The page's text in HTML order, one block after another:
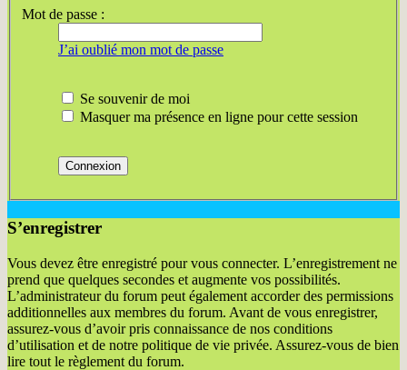
Mot de passe :
J’ai oublié mon mot de passe
Se souvenir de moi
Masquer ma présence en ligne pour cette session
S’enregistrer
Vous devez être enregistré pour vous connecter. L’enregistrement ne
prend que quelques secondes et augmente vos possibilités.
L’administrateur du forum peut également accorder des permissions
additionnelles aux membres du forum. Avant de vous enregistrer,
assurez-vous d’avoir pris connaissance de nos conditions
d’utilisation et de notre politique de vie privée. Assurez-vous de bien
lire tout le règlement du forum.